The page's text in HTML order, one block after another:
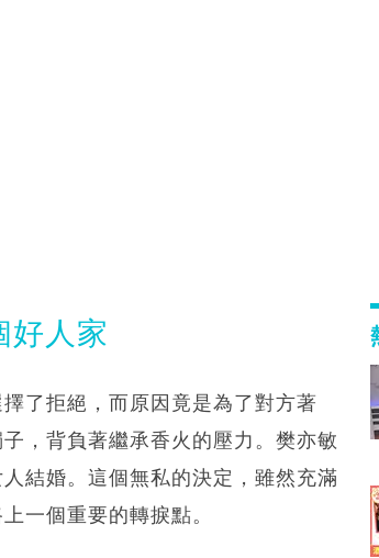
好人家
了拒絕，而原因竟是為了對方著
，背負著繼承香火的壓力。樊亦敏
結婚。這個無私的決定，雖然充滿
一個重要的轉捩點。